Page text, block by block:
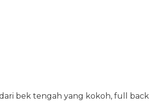
bek tengah yang kokoh, full back